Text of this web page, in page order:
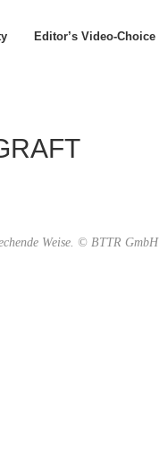
Editor’s Video-Choice
Weise. © BTTR GmbH